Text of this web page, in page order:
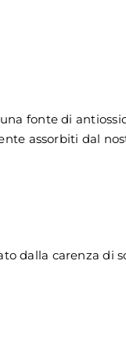
a fonte di
assorbiti dal
dalla carenza di